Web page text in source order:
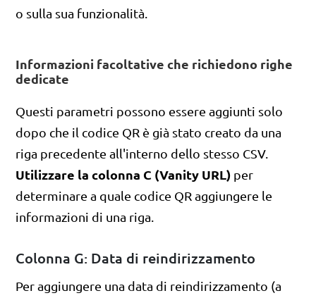
o sulla sua funzionalità.
Informazioni facoltative che richiedono righe
dedicate
Questi parametri possono essere aggiunti solo
dopo che il codice QR è già stato creato da una
riga precedente all'interno dello stesso CSV.
Utilizzare la colonna C (Vanity URL) per
determinare a quale codice QR aggiungere le
informazioni di una riga.
Colonna G: Data di reindirizzamento
Per aggiungere una data di reindirizzamento (a